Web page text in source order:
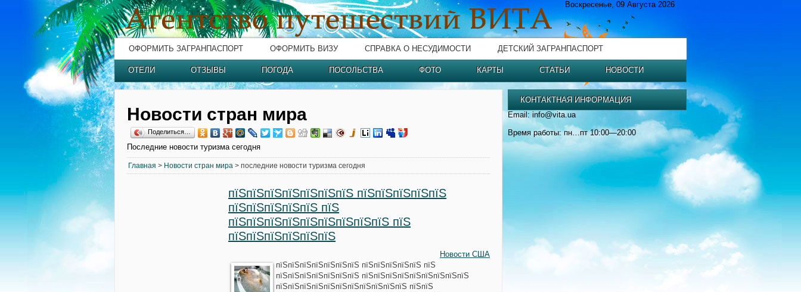
Воскресенье, 09 Августа 2026
ОФОРМИТЬ ЗАГРАНПАСПОРТ ОФОРМИТЬ ВИЗУ СПРАВКА О НЕСУДИМОСТИ ДЕТСКИЙ ЗАГРАНПАСПОРТ
ОТЕЛИ ОТЗЫВЫ ПОГОДА ПОСОЛЬСТВА ФОТО КАРТЫ СТАТЬИ НОВОСТИ
Новости стран мира
Поделиться…
Последние новости туризма сегодня
Главная > Новости стран мира > последние новости туризма сегодня
пїЅпїЅпїЅпїЅпїЅпїЅпїЅ пїЅпїЅпїЅпїЅпїЅ
пїЅпїЅпїЅпїЅпїЅ пїЅ
пїЅпїЅпїЅпїЅпїЅпїЅпїЅпїЅпїЅ пїЅ
пїЅпїЅпїЅпїЅпїЅпїЅ
Новости США
пїЅпїЅпїЅпїЅпїЅпїЅпїЅ пїЅпїЅпїЅпїЅпїЅ пїЅ
пїЅпїЅпїЅпїЅпїЅпїЅпїЅ пїЅпїЅпїЅпїЅпїЅпїЅпїЅпїЅпїЅ
пїЅпїЅпїЅпїЅпїЅпїЅпїЅпїЅпїЅпїЅпїЅ пїЅпїЅ
КОНТАКТНАЯ ИНФОРМАЦИЯ
Email: info@vita.ua
Время работы: пн…пт 10:00—20:00